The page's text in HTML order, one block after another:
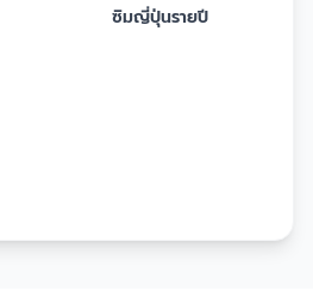
ซิมญี่ปุ่นรายปี